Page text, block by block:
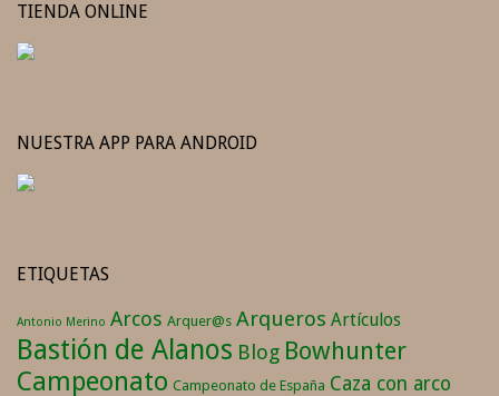
TIENDA ONLINE
NUESTRA APP PARA ANDROID
ETIQUETAS
Antonio Merino Arcos Arquer@s Arqueros Artículos
Bastión de Alanos Blog Bowhunter
Campeonato Campeonato de España Caza con arco